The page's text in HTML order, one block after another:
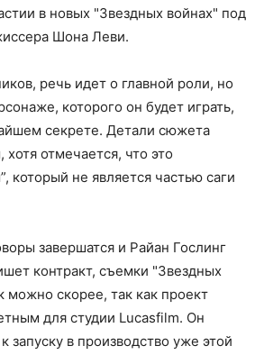
в новых "Звездных войнах" под
Шона Леви.
речь идет о главной роли, но
которого он будет играть,
секрете. Детали сюжета
отмечается, что это
который не является частью саги
завершатся и Райан Гослинг
контракт, съемки "Звездных
можно скорее, так как проект
для студии Lucasfilm. Он
запуску в производство уже этой